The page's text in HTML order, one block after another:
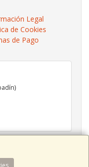
Legal
de Cookies
de Pago